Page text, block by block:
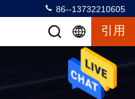
86--13732210605
引用